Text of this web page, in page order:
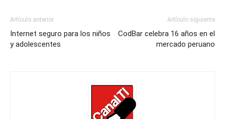
Artículo anterior
Internet seguro para los niños
y adolescentes
Artículo siguiente
CodBar celebra 16 años en el
mercado peruano